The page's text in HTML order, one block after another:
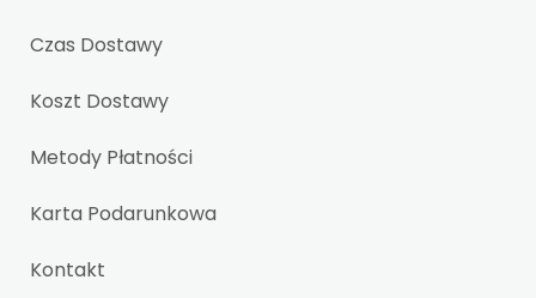
Czas Dostawy
Koszt Dostawy
Metody Płatności
Karta Podarunkowa
Kontakt